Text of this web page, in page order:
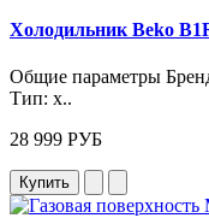
Холодильник Beko
Общие параметры
Тип: х..
28 999 РУБ
Купить